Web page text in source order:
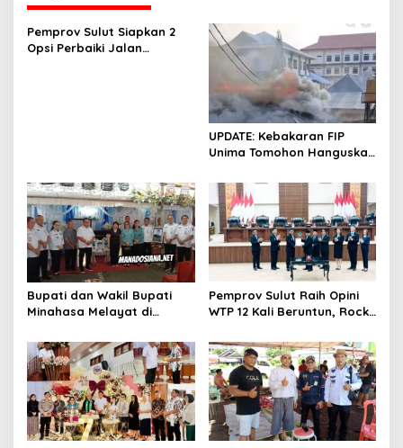
Pemprov Sulut Siapkan 2
Opsi Perbaiki Jalan
UPDATE: Kebakaran FIP
Unima Tomohon Hanguskan
Gedung
Bupati dan Wakil Bupati
Minahasa Melayat di
Pankie Pangemanan di
Remboken
Pemprov Sulut Raih Opini
WTP 12 Kali Beruntun, Rocky